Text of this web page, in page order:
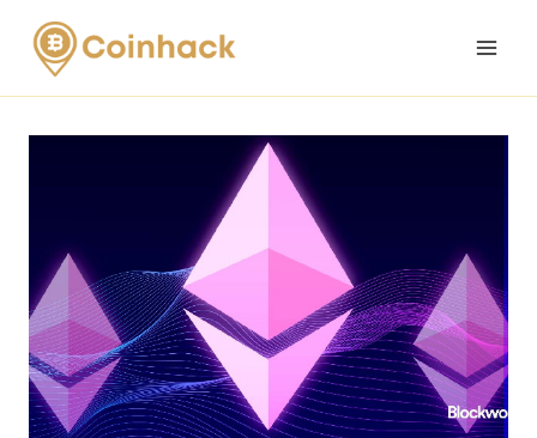
Skip
content